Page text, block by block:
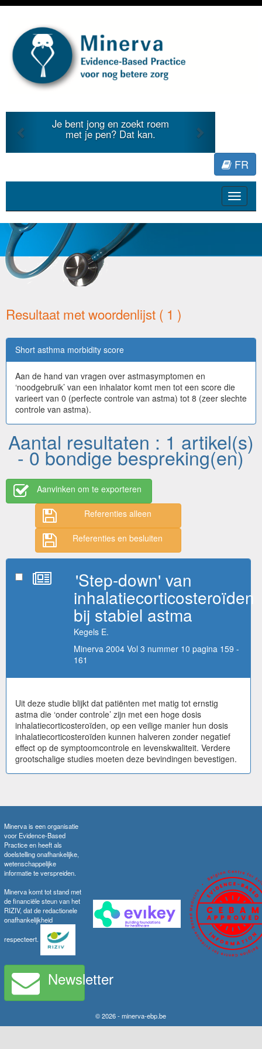
Je bent jong en zoekt roem
met je pen? Dat kan.
Previous
FR
Toggle
Resultaat met woordenlijst ( 1 )
Short asthma morbidity score
Aan de hand van vragen over astmasymptomen en
‘noodgebruik’ van een inhalator komt men tot een score die
varieert van 0 (perfecte controle van astma) tot 8 (zeer slechte
controle van astma).
Aantal resultaten : 1 artikel(s)
- 0 bondige bespreking(en)
Aanvinken om te exporteren
Referenties alleen
Referenties en besluiten
'Step-down' van
inhalatiecorticosteroïden
bij stabiel astma
Kegels E.
Minerva 2004 Vol 3 nummer 10 pagina 159 -
161
Uit deze studie blijkt dat patiënten met matig tot ernstig
astma die ‘onder controle’ zijn met een hoge dosis
inhalatiecorticosteroïden, op een veilige manier hun dosis
inhalatiecorticosteroïden kunnen halveren zonder negatief
effect op de symptoomcontrole en levenskwaliteit. Verdere
grootschalige studies moeten deze bevindingen bevestigen.
Minerva is een organisatie
voor Evidence-Based
Practice en heeft als
doelstelling onafhankelijke,
wetenschappelijke
informatie te verspreiden.
Minerva komt tot stand met
de financiële steun van het
RIZIV, dat de redactionele
onafhankelijkheid
respecteert.
Newsletter
© 2026 - minerva-ebp.be